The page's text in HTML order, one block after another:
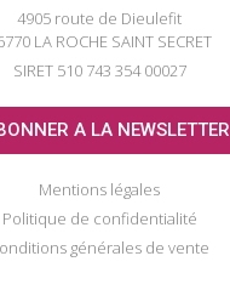
4905 route de Dieulefit
LA ROCHE SAINT SECRET
SIRET 510 743 354 00027
A LA NEWSLETTER
Mentions légales
Politique de confidentialité
générales de vente